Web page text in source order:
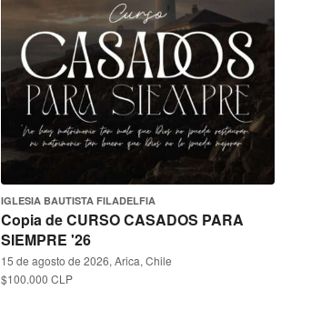
IGLESIA BAUTISTA FILADELFIA
Copia de CURSO CASADOS PARA
SIEMPRE '26
15 de agosto de 2026, Arica, Chile
$100.000 CLP